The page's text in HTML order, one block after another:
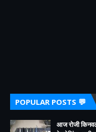
POPULAR POSTS 💬
आज रोजी